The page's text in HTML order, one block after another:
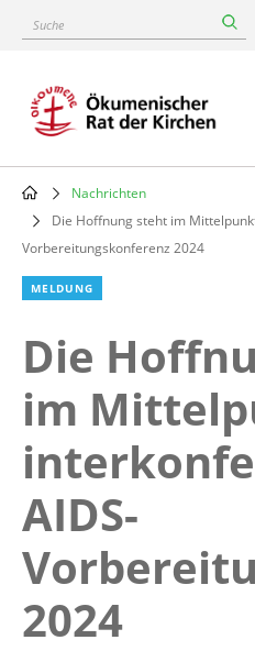
content
Suche
Main
navigation
Breadcrumb
Nachrichten
Die Hoffnung steht im
Vorbereitungskonferenz 2024
MELDUNG
Die
im
AIDS-
2024